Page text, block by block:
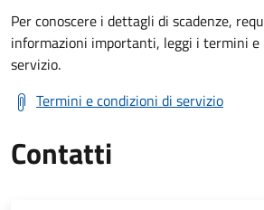
Per conoscere i dettagli di scadenze,
informazioni importanti, leggi i termini e
servizio.
Termini e condizioni di servizio
Contatti